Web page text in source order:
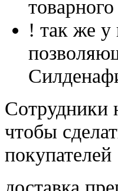
товарного
! так же
чтобы
покупателей